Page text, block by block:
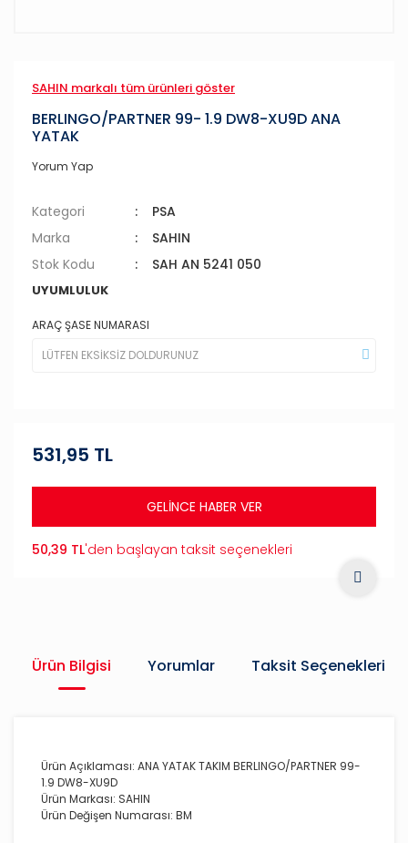
SAHIN markalı tüm ürünleri göster
BERLINGO/PARTNER 99- 1.9 DW8-XU9D ANA
YATAK
Yorum Yap
Kategori
PSA
Marka
SAHIN
Stok Kodu
SAH AN 5241 050
UYUMLULUK
ARAÇ ŞASE NUMARASI
531,95 TL
GELİNCE HABER VER
50,39 TL'den başlayan taksit seçenekleri
Ürün Bilgisi Yorumlar Taksit Seçenekleri
Ürün Açıklaması: ANA YATAK TAKIM BERLINGO/PARTNER 99-
1.9 DW8-XU9D
Ürün Markası: SAHIN
Ürün Değişen Numarası: BM